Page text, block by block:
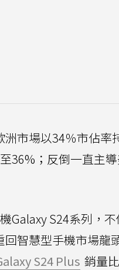
市場以34％市佔
36%；反倒一直主
Galaxy S24系列，
智慧型手機市場
S24 Plus 銷量